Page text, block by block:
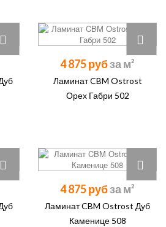
4 875 руб
Ламинат CBM Ostrost
Орех Габри 502
4 875 руб
Ламинат CBM Ostrost Дуб
Каменице 508